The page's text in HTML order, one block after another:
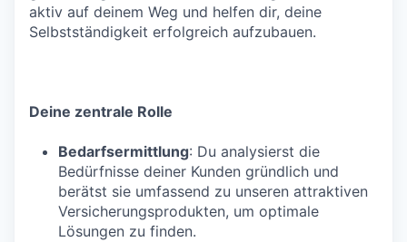
aktiv auf deinem Weg und helfen dir, deine
Selbstständigkeit erfolgreich aufzubauen.
Deine zentrale Rolle
Bedarfsermittlung: Du analysierst die
Bedürfnisse deiner Kunden gründlich und
berätst sie umfassend zu unseren attraktiven
Versicherungsprodukten, um optimale
Lösungen zu finden.